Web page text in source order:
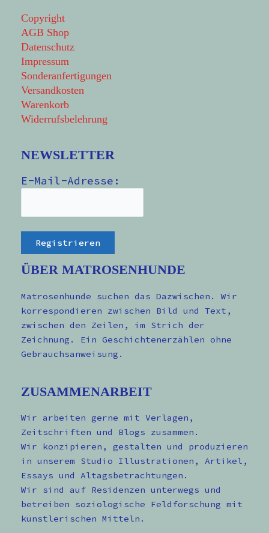
Copyright
AGB Shop
Datenschutz
Impressum
Sonderanfertigungen
Versandkosten
Warenkorb
Widerrufsbelehrung
NEWSLETTER
E-Mail-Adresse:
ÜBER MATROSENHUNDE
Matrosenhunde suchen das Dazwischen. Wir
korrespondieren zwischen Bild und Text,
zwischen den Zeilen, im Strich der
Zeichnung. Ein Geschichtenerzählen ohne
Gebrauchsanweisung.
ZUSAMMENARBEIT
Wir arbeiten gerne mit Verlagen,
Zeitschriften und Blogs zusammen.
Wir konzipieren, gestalten und produzieren
in unserem Studio Illustrationen, Artikel,
Essays und Altagsbetrachtungen.
Wir sind auf Residenzen unterwegs und
betreiben soziologische Feldforschung mit
künstlerischen Mitteln.